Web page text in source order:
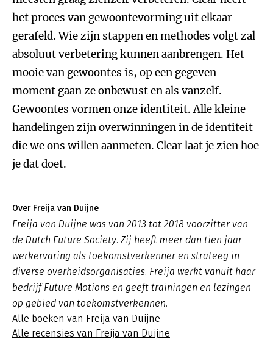
het proces van gewoontevorming uit elkaar
gerafeld. Wie zijn stappen en methodes volgt zal
absoluut verbetering kunnen aanbrengen. Het
mooie van gewoontes is, op een gegeven
moment gaan ze onbewust en als vanzelf.
Gewoontes vormen onze identiteit. Alle kleine
handelingen zijn overwinningen in de identiteit
die we ons willen aanmeten. Clear laat je zien hoe
je dat doet.
Over Freija van Duijne
Freija van Duijne was van 2013 tot 2018 voorzitter van
de Dutch Future Society. Zij heeft meer dan tien jaar
werkervaring als toekomstverkenner en strateeg in
diverse overheidsorganisaties. Freija werkt vanuit haar
bedrijf Future Motions en geeft trainingen en lezingen
op gebied van toekomstverkennen.
Alle boeken van Freija van Duijne
Alle recensies van Freija van Duijne